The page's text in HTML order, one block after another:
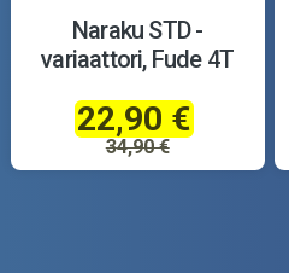
Naraku STD -
variaattori, Fude 4T
22,90 €
34,90 €